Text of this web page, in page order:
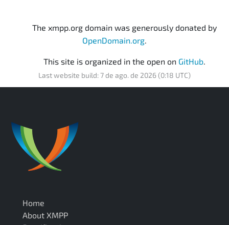
The xmpp.org domain was generously donated by
OpenDomain.org.
This site is organized in the open on GitHub.
Last website build: 7 de ago. de 2026 (0:18 UTC)
Home
About XMPP